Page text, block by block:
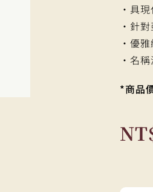
・具
・針
・優
・名
*商品